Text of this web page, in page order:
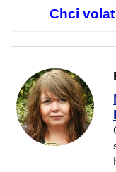
Chci volat